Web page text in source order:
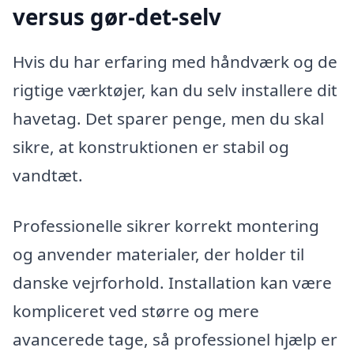
versus gør-det-selv
Hvis du har erfaring med håndværk og de
rigtige værktøjer, kan du selv installere dit
havetag. Det sparer penge, men du skal
sikre, at konstruktionen er stabil og
vandtæt.
Professionelle sikrer korrekt montering
og anvender materialer, der holder til
danske vejrforhold. Installation kan være
kompliceret ved større og mere
avancerede tage, så professionel hjælp er